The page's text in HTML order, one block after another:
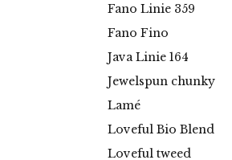
Fano Linie 359
Fano Fino
Java Linie 164
Jewelspun chunky
Lamé
Loveful Bio Blend
Loveful tweed